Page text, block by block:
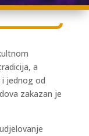
a
jednog od
zakazan je